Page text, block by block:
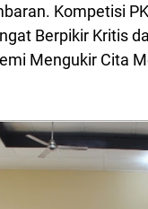
Kompetisi
Berpikir Kritis
Mengukir Cita